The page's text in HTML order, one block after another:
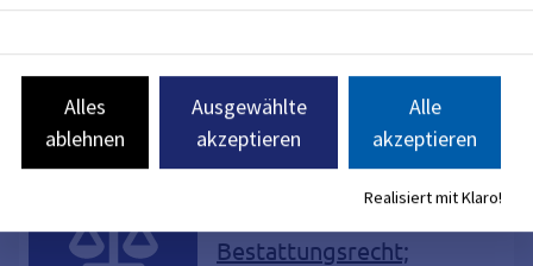
die erforderlichen
Bestattungseinrichtungen,
insbesondere Friedhöfe und
Leichenräume, herzustellen und zu
unterhalten.
Bestattungsrecht;
Alles
ablehnen
Ausgewählte
akzeptieren
Alle
akzeptieren
Realisiert mit Klaro!